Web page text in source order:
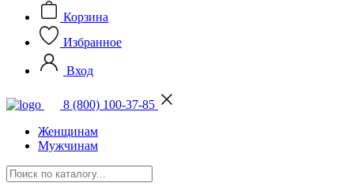
Корзина
Избранное
Вход
8 (800) 100-37-85
Женщинам
Мужчинам